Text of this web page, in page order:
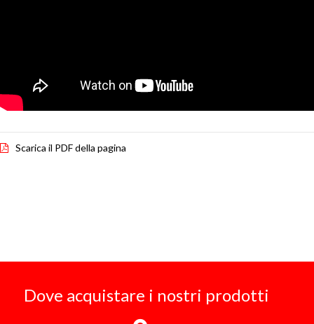
Scarica il PDF della pagina
Dove acquistare i nostri prodotti